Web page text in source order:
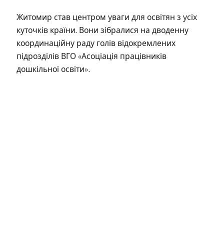
Житомир став центром уваги для освітян з усіх
куточків країни. Вони зібралися на дводенну
координаційну раду голів відокремлених
підрозділів ВГО «Асоціація працівників
дошкільної освіти».